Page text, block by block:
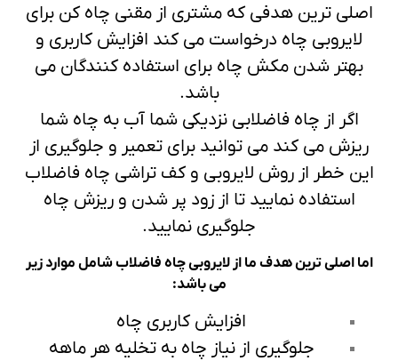
اصلی ترین هدفی که مشتری از مقنی چاه کن برای
لایروبی چاه درخواست می کند افزایش کاربری و
بهتر شدن مکش چاه برای استفاده کنندگان می
باشد.
اگر از چاه فاضلابی نزدیکی شما آب به چاه شما
ریزش می کند می توانید برای تعمیر و جلوگیری از
این خطر از روش لایروبی و کف تراشی چاه فاضلاب
استفاده نمایید تا از زود پر شدن و ریزش چاه
جلوگیری نمایید.
اما اصلی ترین هدف ما از لایروبی چاه فاضلاب شامل موارد زیر
می باشد:
افزایش کاربری چاه
جلوگیری از نیاز چاه به تخلیه هر ماهه